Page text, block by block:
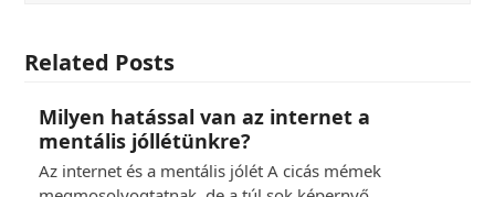
Related Posts
Milyen hatással van az internet a
mentális jóllétünkre?
Az internet és a mentális jólét A cicás mémek